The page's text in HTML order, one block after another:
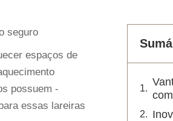
seguro
espaços de
possuem -
essas lareiras